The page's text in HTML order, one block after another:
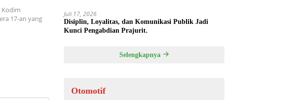
Kodim
17-an yang
Juli 17, 2026
Disiplin, Loyalitas, dan Komunikasi Publik Jadi
Kunci Pengabdian Prajurit.
Selengkapnya
Otomotif